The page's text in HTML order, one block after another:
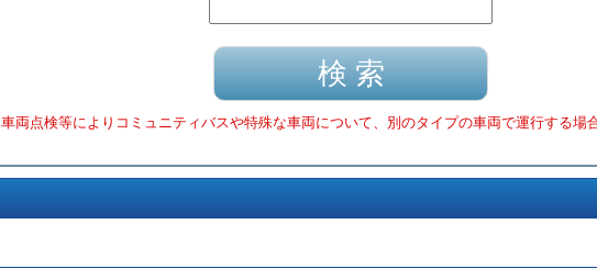
車両点検等によりコミュニティバスや特殊な車両について、別のタイプの車両で運行する場